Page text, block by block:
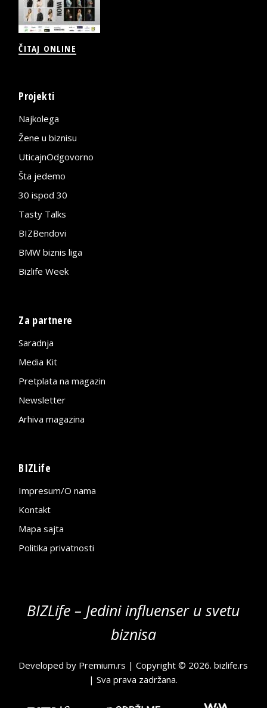
ČITAJ ONLINE
Projekti
Najkolega
Žene u biznisu
UticajnOdgovorno
Šta jedemo
30 ispod 30
Tasty Talks
BIZBendovi
BMW biznis liga
Bizlife Week
Za partnere
Saradnja
Media Kit
Pretplata na magazin
Newsletter
Arhiva magazina
BIZLife
Impresum/O nama
Kontakt
Mapa sajta
Politika privatnosti
BIZLife – Jedini influenser u svetu
biznisa
Developed by Premium.rs | Copyright © 2026.bizlife.rs
| Sva prava zadržana.